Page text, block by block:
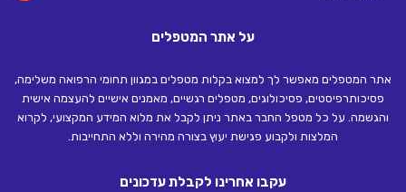
על אתר המטפלים
אתר המטפלים מאפשר לך למצוא בקלות מטפלים במגוון תחומי הרפואה משלימה,
פסיכותרפיסטים, פסיכולוגים, מטפלים רגשיים, מאמנים אישיים להעצמה אישית
והגשמה. על כל מטפל החבר באתר ניתן לקבל את מלוא המידע המקצועי, לקרוא
המלצות ולקבוע פגישת יעוץ בצורה מהירה וללא התחייבות.
עקבו אחרינו לקבלת עדכונים